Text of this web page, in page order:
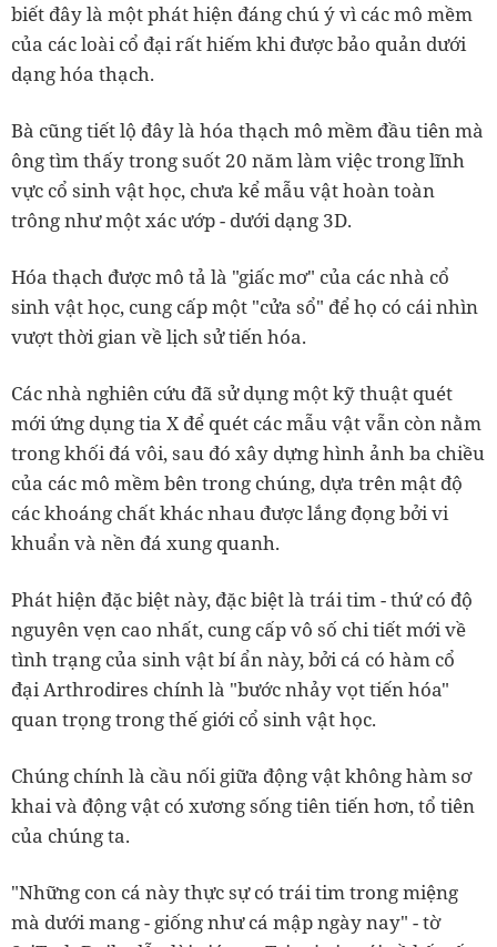
biết đây là một phát hiện đáng chú ý vì các mô mềm
của các loài cổ đại rất hiếm khi được bảo quản dưới
dạng hóa thạch.
Bà cũng tiết lộ đây là hóa thạch mô mềm đầu tiên mà
ông tìm thấy trong suốt 20 năm làm việc trong lĩnh
vực cổ sinh vật học, chưa kể mẫu vật hoàn toàn
trông như một xác ướp - dưới dạng 3D.
Hóa thạch được mô tả là "giấc mơ" của các nhà cổ
sinh vật học, cung cấp một "cửa sổ" để họ có cái nhìn
vượt thời gian về lịch sử tiến hóa.
Các nhà nghiên cứu đã sử dụng một kỹ thuật quét
mới ứng dụng tia X để quét các mẫu vật vẫn còn nằm
trong khối đá vôi, sau đó xây dựng hình ảnh ba chiều
của các mô mềm bên trong chúng, dựa trên mật độ
các khoáng chất khác nhau được lắng đọng bởi vi
khuẩn và nền đá xung quanh.
Phát hiện đặc biệt này, đặc biệt là trái tim - thứ có độ
nguyên vẹn cao nhất, cung cấp vô số chi tiết mới về
tình trạng của sinh vật bí ẩn này, bởi cá có hàm cổ
đại Arthrodires chính là "bước nhảy vọt tiến hóa"
quan trọng trong thế giới cổ sinh vật học.
Chúng chính là cầu nối giữa động vật không hàm sơ
khai và động vật có xương sống tiên tiến hơn, tổ tiên
của chúng ta.
"Những con cá này thực sự có trái tim trong miệng
mà dưới mang - giống như cá mập ngày nay" - tờ